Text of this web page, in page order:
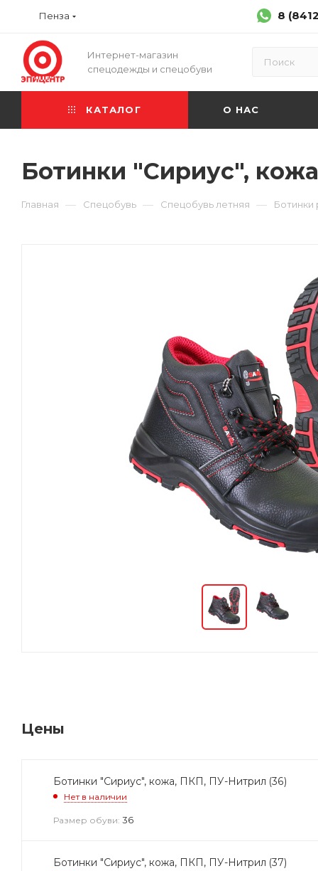
Пенза 8
Интернет-магазин
спецодежды и спецобуви
КАТАЛОГ О НАС
Ботинки "Сириус",
Главная — Спецобувь — Спецобувь летняя — Ботинки
Цены
Ботинки "Сириус", кожа, ПКП, ПУ-Нитрил (36)
Нет в наличии
Размер обуви: 36
Ботинки "Сириус", кожа, ПКП, ПУ-Нитрил (37)